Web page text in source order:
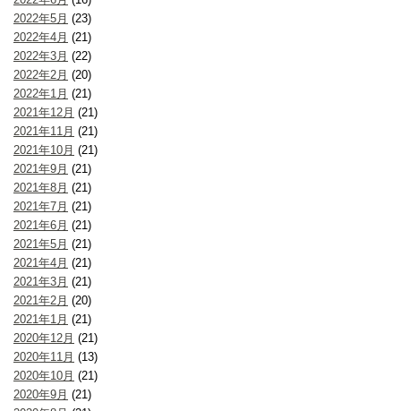
2022年5月 (23)
2022年4月 (21)
2022年3月 (22)
2022年2月 (20)
2022年1月 (21)
2021年12月 (21)
2021年11月 (21)
2021年10月 (21)
2021年9月 (21)
2021年8月 (21)
2021年7月 (21)
2021年6月 (21)
2021年5月 (21)
2021年4月 (21)
2021年3月 (21)
2021年2月 (20)
2021年1月 (21)
2020年12月 (21)
2020年11月 (13)
2020年10月 (21)
2020年9月 (21)